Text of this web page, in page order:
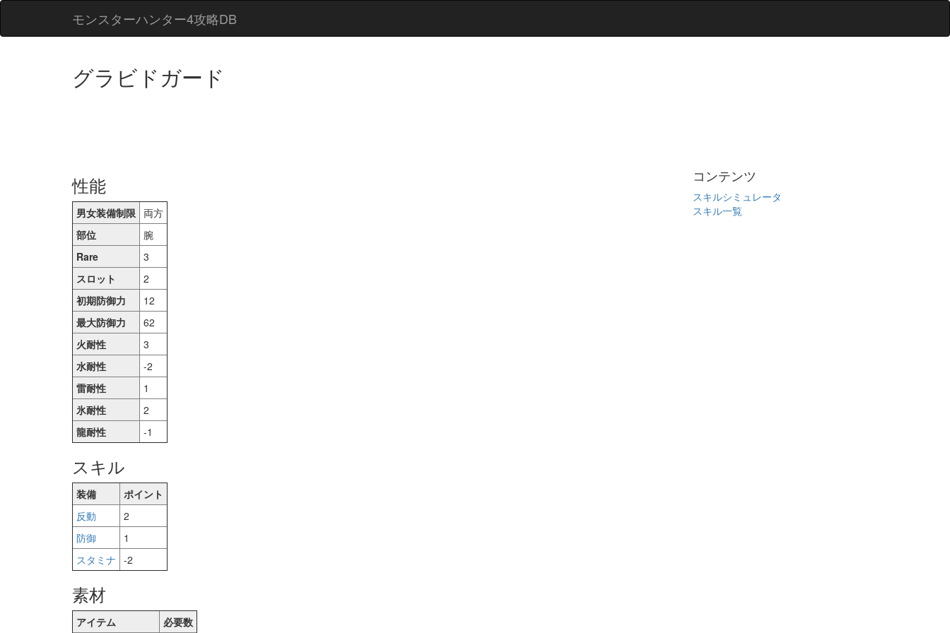
モンスターハンター4攻略DB
グラビドガード
性能
男女装備制限 両方
部位
腕
Rare
3
スロット
2
初期防御力
12
最大防御力
62
火耐性
3
水耐性
-2
雷耐性
1
氷耐性
2
龍耐性
-1
スキル
装備
ポイント
反動
2
防御
1
スタミナ -2
素材
アイテム 必要数
コンテンツ
スキルシミュレータ
スキル一覧